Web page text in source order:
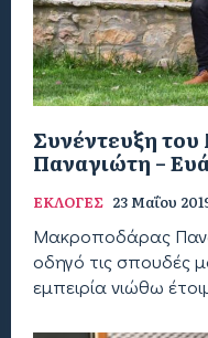
Συνέντευξη
Παναγιώτη –
ΕΚΛΟΓΕΣ 23 Μαΐου
Μακροποδάρας
οδηγό τις σπουδές
εμπειρία νιώθω